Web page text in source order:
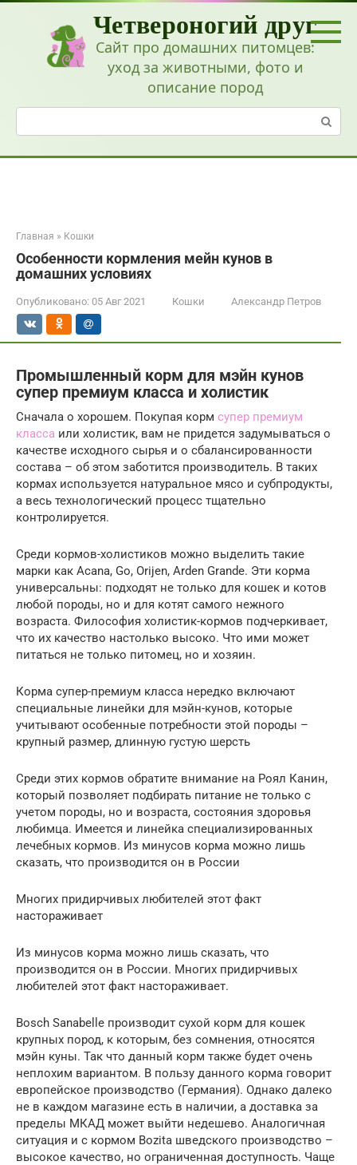
Перейти
Четвероногий друг
Сайт про домашних питомцев:
уход за животными, фото и
описание пород
Поиск:
Главная » Кошки
Особенности кормления мейн кунов в
домашних условиях
Опубликовано: 05 Авг 2021 Кошки Александр Петров
Промышленный корм для мэйн кунов
супер премиум класса и холистик
Сначала о хорошем. Покупая корм супер премиум
класса или холистик, вам не придется задумываться о
качестве исходного сырья и о сбалансированности
состава – об этом заботится производитель. В таких
кормах используется натуральное мясо и субпродукты,
а весь технологический процесс тщательно
контролируется.
Среди кормов-холистиков можно выделить такие
марки как Acana, Go, Orijen, Arden Grande. Эти корма
универсальны: подходят не только для кошек и котов
любой породы, но и для котят самого нежного
возраста. Философия холистик-кормов подчеркивает,
что их качество настолько высоко. Что ими может
питаться не только питомец, но и хозяин.
Корма супер-премиум класса нередко включают
специальные линейки для мэйн-кунов, которые
учитывают особенные потребности этой породы –
крупный размер, длинную густую шерсть
Среди этих кормов обратите внимание на Роял Канин,
который позволяет подбирать питание не только с
учетом породы, но и возраста, состояния здоровья
любимца. Имеется и линейка специализированных
лечебных кормов. Из минусов корма можно лишь
сказать, что производится он в России
Многих придирчивых любителей этот факт
настораживает
Из минусов корма можно лишь сказать, что
производится он в России. Многих придирчивых
любителей этот факт настораживает.
Bosch Sanabelle производит сухой корм для кошек
крупных пород, к которым, без сомнения, относятся
мэйн куны. Так что данный корм также будет очень
неплохим вариантом. В пользу данного корма говорит
европейское производство (Германия). Однако далеко
не в каждом магазине есть в наличии, а доставка за
пределы МКАД может выйти недешево. Аналогичная
ситуация и с кормом Bozita шведского производство –
высокое качество, но ограниченная доступность. Чаще